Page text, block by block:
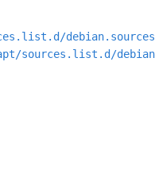
sources.list.d/